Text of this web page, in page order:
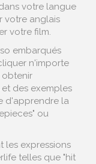
votre langue
votre anglais
votre film.
embarqués
n'importe
obtenir
des exemples
d'apprendre la
ou
les expressions
telles que "hit